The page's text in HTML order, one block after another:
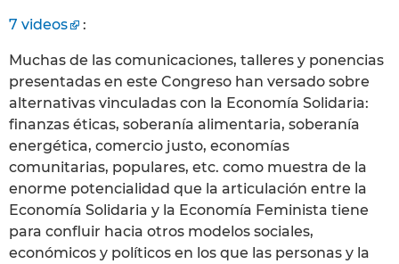
7 videos :
Muchas de las comunicaciones, talleres y ponencias
presentadas en este Congreso han versado sobre
alternativas vinculadas con la Economía Solidaria:
finanzas éticas, soberanía alimentaria, soberanía
energética, comercio justo, economías
comunitarias, populares, etc. como muestra de la
enorme potencialidad que la articulación entre la
Economía Solidaria y la Economía Feminista tiene
para confluir hacia otros modelos sociales,
económicos y políticos en los que las personas y la